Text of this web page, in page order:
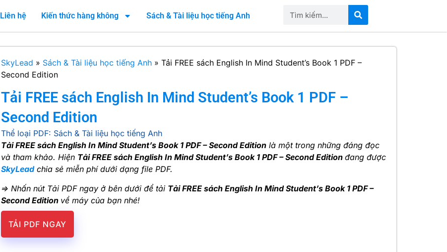
Liên hệ Kiến thức hàng không Sách & Tài liệu học tiếng Anh
SkyLead » Sách & Tài liệu học tiếng Anh» Tải FREE sách English In Mind Student’s Book 1 PDF –
Second Edition
Tải FREE sách English In Mind Student’s Book 1 PDF –
Second Edition
Thể loại PDF: Sách & Tài liệu học tiếng Anh
Tải FREE sách English In Mind Student’s Book 1 PDF – Second Editionlà một trong những đáng đọc
và tham khảo. Hiện Tải FREE sách English In Mind Student’s Book 1 PDF – Second Edition đang được
SkyLeadchia sẻ miễn phí dưới dạng file PDF.
=> Nhấn nút Tải PDF ngay ở bên dưới để tải Tải FREE sách English In Mind Student’s Book 1 PDF –
Second Edition về máy của bạn nhé!
TẢI PDF NGAY